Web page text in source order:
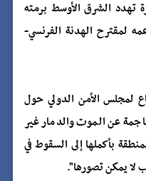
تهدد الشرق الأوسط برمته
لمقترح الهدنة الفرنسي-
لمجلس الأمن الدولي حول
عن الموت والدمار غير
بأكملها إلى السقوط في
لا يمكن تصورها".